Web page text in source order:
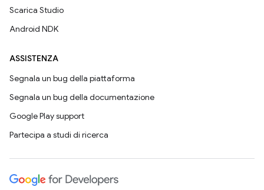
Scarica Studio
Android NDK
ASSISTENZA
Segnala un bug della piattaforma
Segnala un bug della documentazione
Google Play support
Partecipa a studi di ricerca